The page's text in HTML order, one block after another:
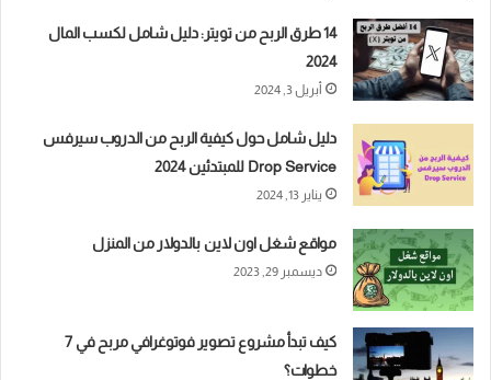
14 طرق الربح من تويتر: دليل شامل لكسب المال
2024
أبريل 3, 2024
دليل شامل حول كيفية الربح من الدروب سيرفس
Drop Service للمبتدئين 2024
يناير 13, 2024
مواقع شغل اون لاين بالدولار من المنزل
ديسمبر 29, 2023
كيف تبدأ مشروع تصوير فوتوغرافي مربح في 7
خطوات؟